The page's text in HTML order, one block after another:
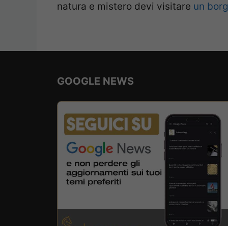
natura e mistero devi visitare un
GOOGLE NEWS